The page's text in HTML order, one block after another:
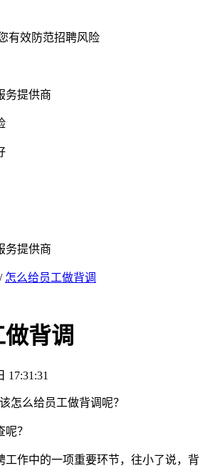
有效防范招聘风险
务提供商
务提供商
/ 怎么给员工做背调
背调
17:31:31
怎么给员工做背调呢？
？
工作中的一项重要环节，往小了说，背